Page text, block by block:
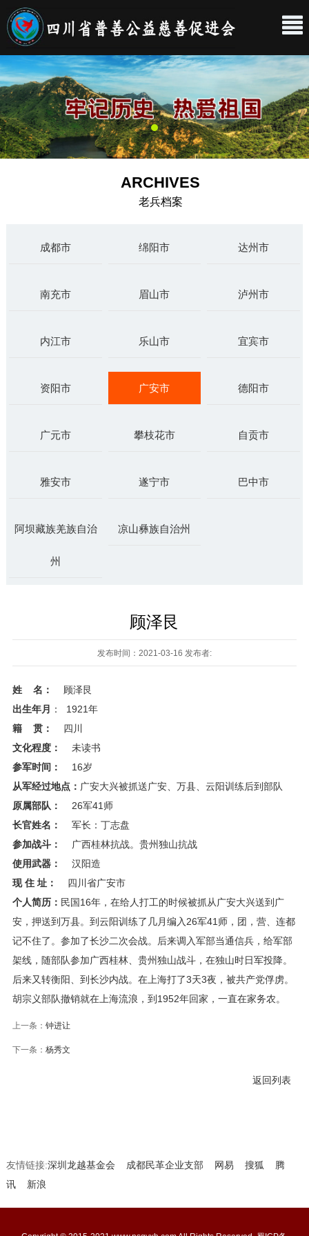
ARCHIVES
老兵档案
成都市 绵阳市 达州市
南充市 眉山市 泸州市
内江市 乐山市 宜宾市
资阳市 广安市 德阳市
广元市 攀枝花市 自贡市
雅安市 遂宁市 巴中市
阿坝藏族羌族自治
州
凉山彝族自治州
顾泽艮
发布时间：2021-03-16 发布者:
姓 名：
顾泽艮
出生年月
： 1921年
籍 贯：
四川
文化程度：
未读书
参军时间：
16岁
从军经过地点： 广安大兴被抓送广安、万县、云阳训练后到部队
原属部队：
26军41师
长官姓名：
军长：丁志盘
参加战斗：
广西桂林抗战。贵州独山抗战
使用武器：
汉阳造
现 住 址：
四川省广安市
个人简历： 民国16年，在给人打工的时候被抓从广安大兴送到广
安，押送到万县。到云阳训练了几月编入26军41师，团，营、连都
记不住了。参加了长沙二次会战。后来调入军部当通信兵，给军部
架线，随部队参加广西桂林、贵州独山战斗，在独山时日军投降。
后来又转衡阳、到长沙内战。在上海打了3天3夜，被共产党俘虏。
胡宗义部队撤销就在上海流浪，到1952年回家，一直在家务农。
上一条： 钟进让
下一条： 杨秀文
返回列表
友情链接:深圳龙越基金会 成都民革企业支部 网易 搜狐
腾
讯
新浪